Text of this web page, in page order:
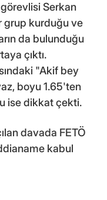
Serkan
grup kurduğu ve
da bulunduğu
çıktı.
"Akif bey
boyu 1.65'ten
ise dikkat çekti.
davada FETÖ
kabul